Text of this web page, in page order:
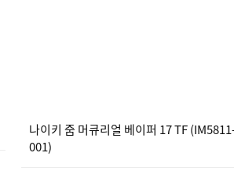
나이키 줌 머큐리얼 베이퍼 17 TF
001)